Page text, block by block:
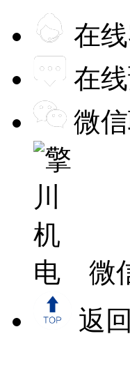
在
在
微
微
返